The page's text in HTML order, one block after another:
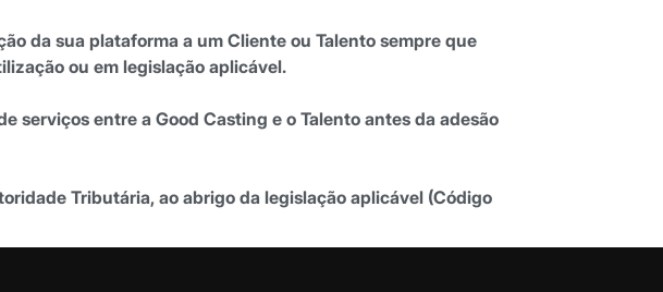
da sua plataforma a um Cliente ou Talento sempre que
ou em legislação aplicável.
serviços entre a Good Casting e o Talento antes da adesão
Tributária, ao abrigo da legislação aplicável (Código